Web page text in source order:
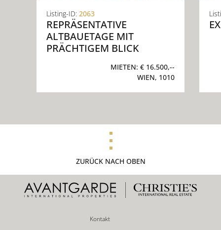
Listing-ID: 2063
REPRÄSENTATIVE
ALTBAUETAGE MIT
PRÄCHTIGEM BLICK
MIETEN: € 16.500,--
WIEN, 1010
ZURÜCK NACH OBEN
Kontakt